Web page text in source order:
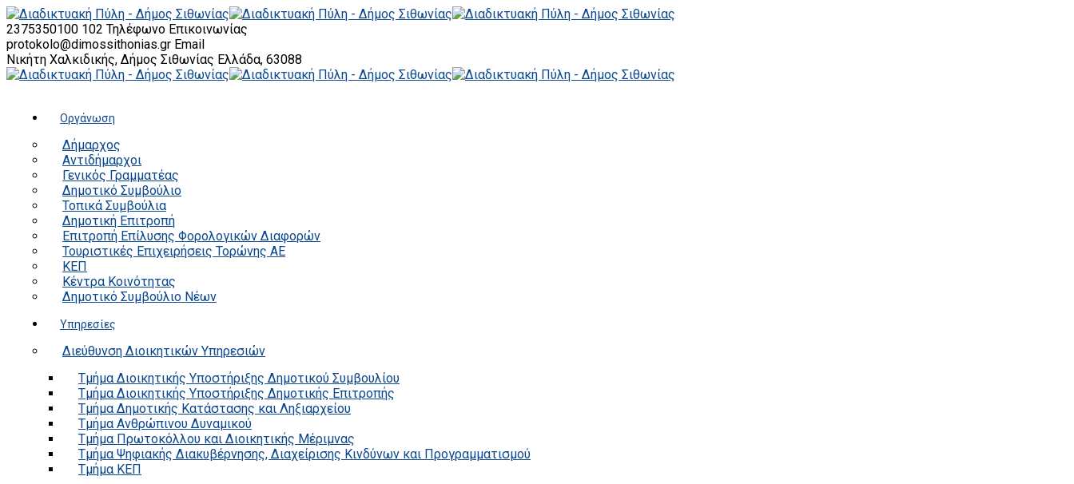
2375350100 102 Τηλέφωνο Επικοινωνίας
protokolo@dimossithonias.gr Email
Νικήτη Χαλκιδικής, Δήμος Σιθωνίας Ελλάδα, 63088
Οργάνωση
Δήμαρχος
Αντιδήμαρχοι
Γενικός Γραμματέας
Δημοτικό Συμβούλιο
Τοπικά Συμβούλια
Δημοτική Επιτροπή
Επιτροπή Επίλυσης Φορολογικών Διαφορών
Τουριστικές Επιχειρήσεις Τορώνης ΑΕ
ΚΕΠ
Κέντρα Κοινότητας
Δημοτικό Συμβούλιο Νέων
Υπηρεσίες
Διεύθυνση Διοικητικών Υπηρεσιών
Τμήμα Διοικητικής Υποστήριξης Δημοτικού Συμβουλίου
Τμήμα Διοικητικής Υποστήριξης Δημοτικής Επιτροπής
Τμήμα Δημοτικής Κατάστασης και Ληξιαρχείου
Τμήμα Ανθρώπινου Δυναμικού
Τμήμα Πρωτοκόλλου και Διοικητικής Μέριμνας
Τμήμα Ψηφιακής Διακυβέρνησης, Διαχείρισης Κινδύνων και Προγραμματισμού
Τμήμα ΚΕΠ